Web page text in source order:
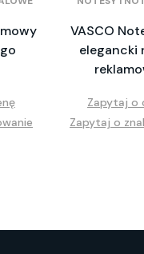
VASCO
elegancki
Zapytaj o
Zapytaj o